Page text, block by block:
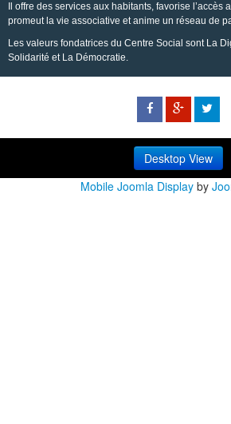
Il offre des services aux habitants, favorise l’accès
promeut la vie associative et anime un réseau de
Les valeurs fondatrices du Centre Social sont La
Solidarité et La Démocratie.
Desktop View
Mobile Joomla Displayby